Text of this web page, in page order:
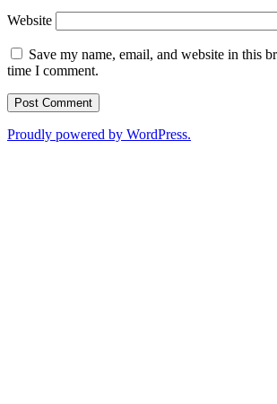
Website
Save my name, email, and website in this
time I comment.
Proudly powered by WordPress.